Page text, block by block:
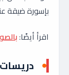
بإسورة ضيقة
اقرأ أيضًا: